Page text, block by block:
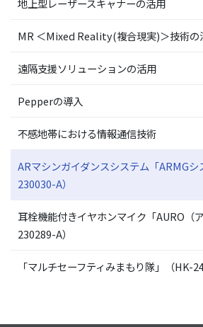
地上型レーザースキャナーの活用
MR ＜Mixed Reality(複合現実)＞技術の
遠隔支援ソリューションの活用
Pepperの導入
不感地帯における情報通信技術
ARマシンガイダンスシステム「ARMG
230030-A）
耳栓機能付きイヤホンマイク「AURO（
230289-A）
「マルチセーフティみまもり隊」（HK-